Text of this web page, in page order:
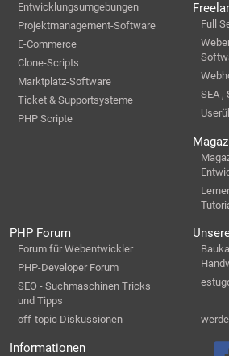
Entwicklungsumgebungen
Projektmanagement-Software
E-Commerce
Clone-Scripts
Marktplatz-Software
Ticket & Supportsysteme
PHP Scripte
Full
SEA ,
PHP Forum
Forum für Webentwickler
PHP-Developer Forum
SEO - Suchmaschinen Tricks
und Tipps
off-topic Diskussionen
Informationen